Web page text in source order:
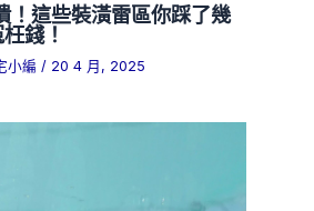
！這些裝潢雷區你踩了幾
錢！
小編 / 20 4 月, 2025